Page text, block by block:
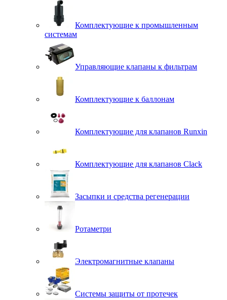
Комплектующие к промышленным
системам
Управляющие клапаны к фильтрам
Комплектующие к баллонам
Комплектующие для клапанов Runxin
Комплектующие для клапанов Clack
Засыпки и средства регенерации
Ротаметри
Электромагнитные клапаны
Системы защиты от протечек